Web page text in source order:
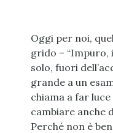
Oggi per noi,
grido – “Impuro,
solo, fuori
grande a un
chiama a far
cambiare anche
Perché non è